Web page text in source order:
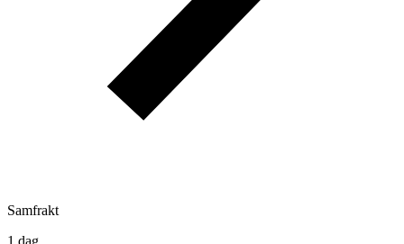
Samfrakt
1 dag